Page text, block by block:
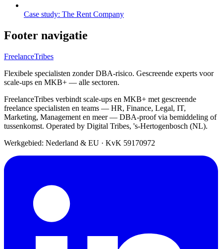
Case study: The Rent Company
Footer navigatie
FreelanceTribes
Flexibele specialisten zonder DBA-risico. Gescreende experts voor
scale-ups en MKB+ — alle sectoren.
FreelanceTribes verbindt scale-ups en MKB+ met gescreende
freelance specialisten en teams — HR, Finance, Legal, IT,
Marketing, Management en meer — DBA-proof via bemiddeling of
tussenkomst. Operated by Digital Tribes, 's-Hertogenbosch (NL).
Werkgebied: Nederland & EU · KvK 59170972